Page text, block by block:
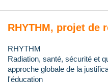
RHYTHM, projet de
RHYTHM
Radiation, santé, sécurité et
approche globale de la
l'éducation